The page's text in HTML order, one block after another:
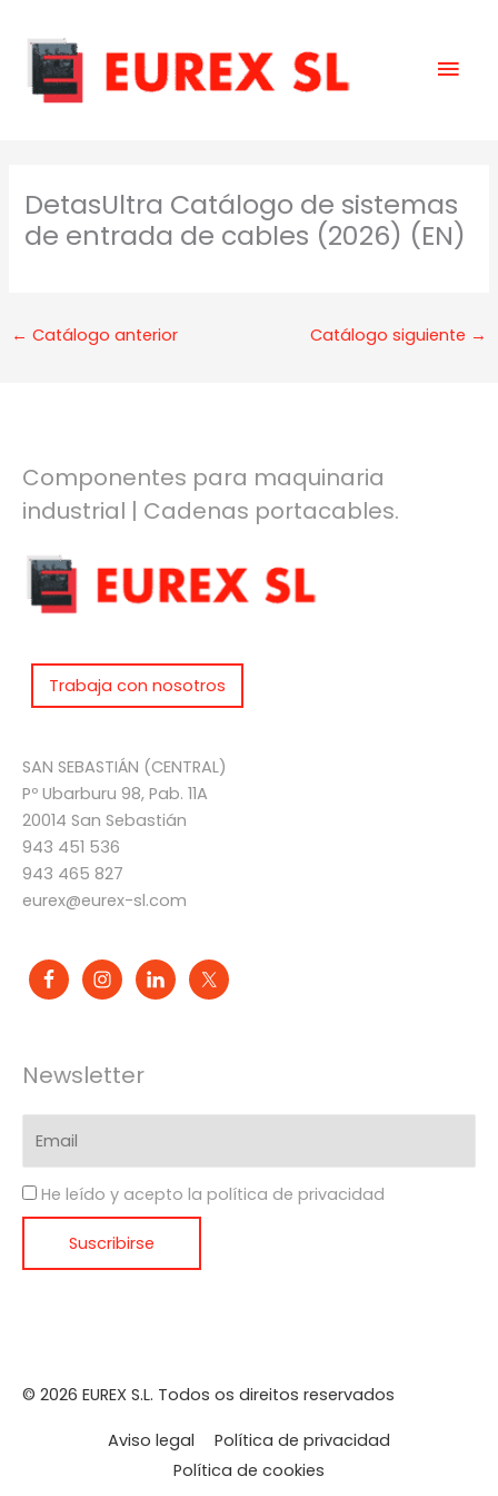
contenido
DetasUltra Catálogo de sistemas
de entrada de cables (2026) (EN)
← Catálogo anterior Catálogo siguiente →
Componentes para maquinaria
industrial | Cadenas portacables.
Trabaja con nosotros
SAN SEBASTIÁN (CENTRAL)
Pº Ubarburu 98, Pab. 11A
20014 San Sebastián
943 451 536
943 465 827
eurex@eurex-sl.com
Newsletter
He leído y acepto la política de privacidad
© 2026 EUREX S.L. Todos os direitos reservados
Aviso legal
Política de privacidad
Política de cookies